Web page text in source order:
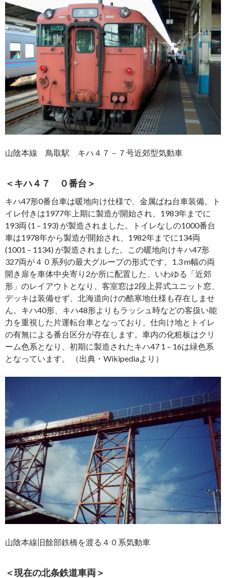
山陰本線 鳥取駅 キハ４７－７号近郊型気動車
＜キハ４７ ０番台＞
キハ47形0番台車は暖地向け仕様で、金属ばね台車装備。ト
イレ付きは1977年上期に製造が開始され、1983年までに
193両 (1 – 193) が製造されました。トイレなしの1000番台
車は1978年から製造が開始され、1982年までに134両
(1001 – 1134) が製造されました。この暖地向けキハ47形
327両が４０系列の最大グループの形式です。1.3 m幅の両
開き扉を車体中央寄り2か所に配置した、いわゆる「近郊
形」のレイアウトとなり、客室窓は2段上昇式ユニット窓、
デッキは装備せず、北海道向けの酷寒地仕様も存在しませ
ん。キハ40形、キハ48形よりもラッシュ時などの客扱い能
力を重視した片運転台車となっており、仕向け地とトイレ
の有無による番台区分が存在します。車内の化粧板はクリ
ーム色系となり、初期に製造されたキハ47 1 – 16は緑色系
となっています。 （出典・Wikipediaより）
山陰本線旧餘部鉄橋を渡る４０系気動車
＜現在の北条鉄道車両＞